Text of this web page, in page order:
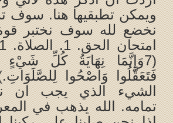
ويمكن تطبقيها هنا. سوف
نخضع لله سوف نختبر
(7وَإِنَّمَا نِهَايَةُ كُلِّ
فَتَعَقَّلُوا وَاصْحُوا
الشيء الذي يجب ان
تمامه. الله يذهب في